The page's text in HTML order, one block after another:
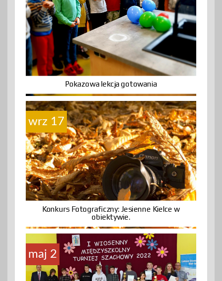
Pokazowa lekcja gotowania
wrz 17
Konkurs Fotograficzny: Jesienne Kielce w
obiektywie.
maj 2